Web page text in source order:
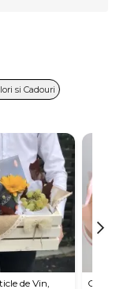
si Cadouri
de Vin,